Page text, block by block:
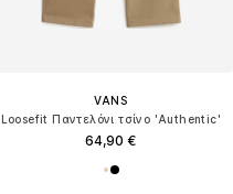
VANS
Loosefit Παντελόνι τσίνο 'Authentic'
64,90 €